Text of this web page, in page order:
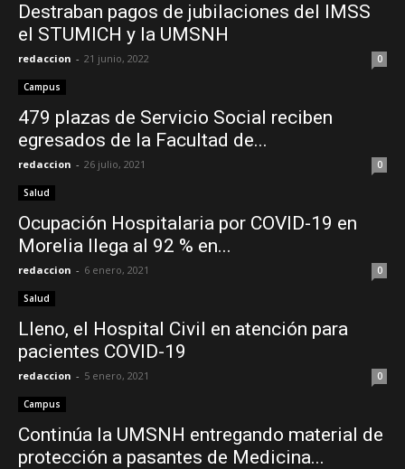
Destraban pagos de jubilaciones del IMSS
el STUMICH y la UMSNH
redaccion - 21 junio, 2022 0
Campus
479 plazas de Servicio Social reciben
egresados de la Facultad de...
redaccion - 26 julio, 2021 0
Salud
Ocupación Hospitalaria por COVID-19 en
Morelia llega al 92 % en...
redaccion - 6 enero, 2021 0
Salud
Lleno, el Hospital Civil en atención para
pacientes COVID-19
redaccion - 5 enero, 2021 0
Campus
Continúa la UMSNH entregando material de
protección a pasantes de Medicina...